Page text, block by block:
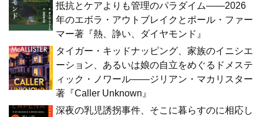
抵抗とケアよりも管理のパラダイム――2026
年のエボラ・アウトブレイクとポール・ファー
マー著『熱、諍い、ダイヤモンド』
タイガー・キッドナッピング、家族のイニシエ
ーション、あるいは娘の自立をめぐるドメステ
ィック・ノワール――ジリアン・マカリスター
著『Caller Unknown』
深夜の乳児誘拐事件、そこに暮らすのに相応し